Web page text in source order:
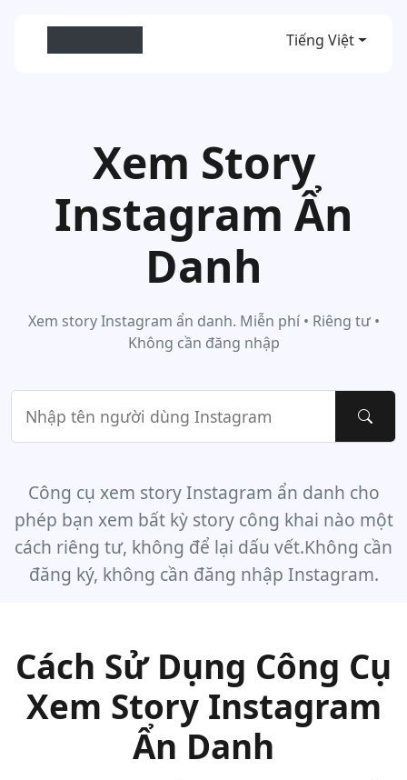
Tiếng Việt
Xem Story
Instagram Ẩn
Danh
Xem story Instagram ẩn danh. Miễn phí • Riêng tư •
Không cần đăng nhập
Công cụ xem story Instagram ẩn danh cho
phép bạn xem bất kỳ story công khai nào một
cách riêng tư, không để lại dấu vết.Không cần
đăng ký, không cần đăng nhập Instagram.
Cách Sử Dụng Công Cụ
Xem Story Instagram
Ẩn Danh